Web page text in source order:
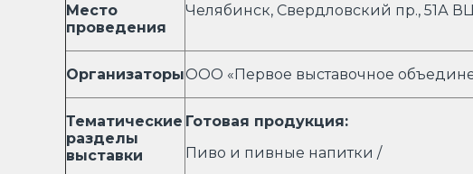
Место
проведения
Челябинск, Свердловский пр., 51А
ОрганизаторыООО «Первое выставочное
Тематические
разделы
выставки
Готовая продукция:
Пиво и пивные напитки /